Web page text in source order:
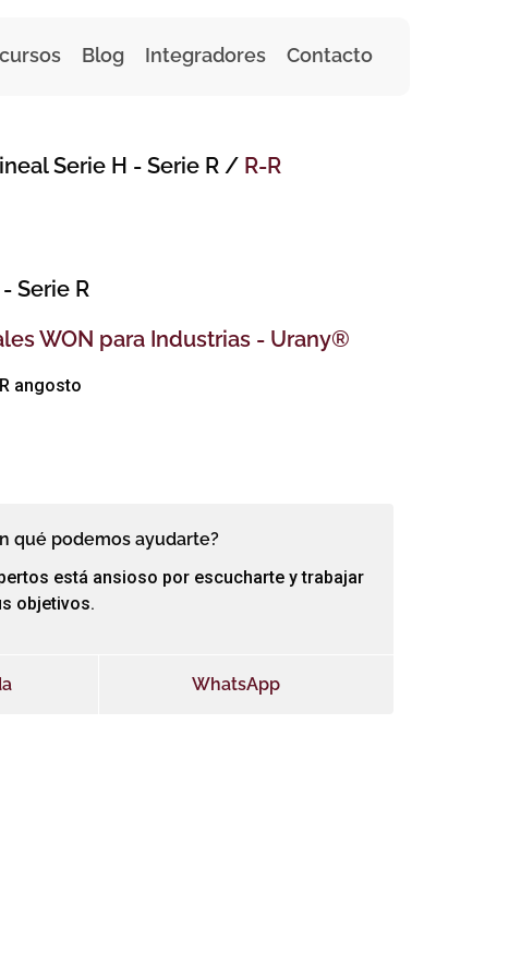
Blog Integradores Contacto
Serie H - Serie R / R-R
- Serie R
WON para Industrias - Urany®
angosto
qué podemos ayudarte?
está ansioso por escucharte y trabajar
objetivos.
WhatsApp